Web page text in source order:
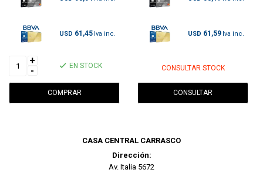
USD 61,45
+
-
EN STOCK
USD 61,59
CONSULTAR STOCK
CONSULTAR
CASA CENTRAL CARRASCO
Dirección:
Av. Italia 5672